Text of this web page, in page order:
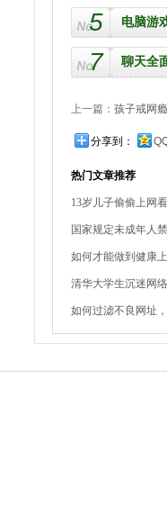
5 电脑游
7 聊天全
上一篇： 孩子戒网
分享到：
热门文章推荐
13岁儿子偷偷上网
国家规定未成年人
如何才能做到健康
清华大学生沉迷网
如何过滤不良网址